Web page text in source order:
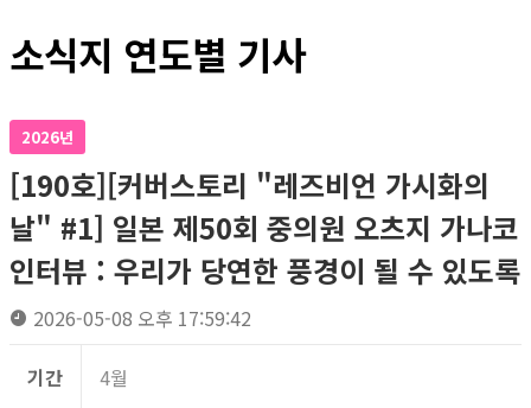
소식지 연도별 기사
2026년
[190호][커버스토리 "레즈비언 가시화의
날" #1] 일본 제50회 중의원 오츠지 가나코
인터뷰 : 우리가 당연한 풍경이 될 수 있도록
2026-05-08 오후 17:59:42
기간 4월